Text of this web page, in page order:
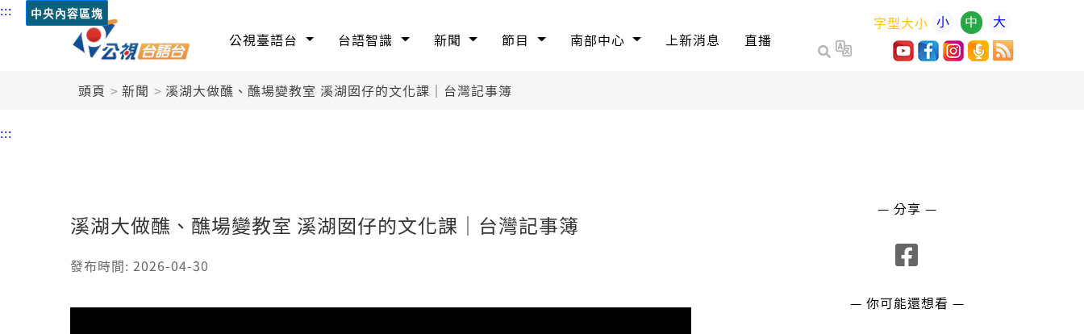
::: 中央內容區塊
公視臺語台 台語智識 新聞 節目 南部中心 上新消息 直播
字型大小 小 中 大
頭頁 新聞 溪湖大做醮、醮場變教室 溪湖囡仔的文化課｜台灣記事簿
:::
溪湖大做醮、醮場變教室 溪湖囡仔的文化課｜台灣記事簿
發布時間: 2026-04-30
— 分享 —
— 你可能還想看 —